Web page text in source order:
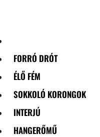
FORRÓ DRÓT
ÉLŐ FÉM
SOKKOLÓ KORONGOK
INTERJÚ
HANGERŐMŰ